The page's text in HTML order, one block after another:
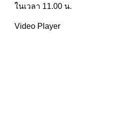
ในเวลา 11.00 น.
Video Player